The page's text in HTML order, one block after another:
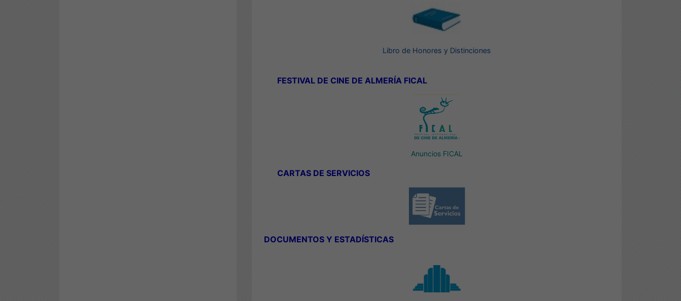
Libro de Honores y Distinciones
FESTIVAL DE CINE DE ALMERÍA FICAL
Anuncios FICAL
CARTAS DE SERVICIOS
DOCUMENTOS Y ESTADÍSTICAS